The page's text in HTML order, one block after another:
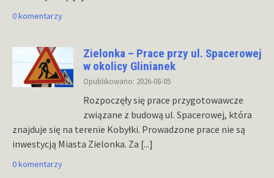
0 komentarzy
Zielonka – Prace przy ul. Spacerowej
w okolicy Glinianek
Opublikowano: 2026-08-05
Rozpoczęły się prace przygotowawcze
związane z budową ul. Spacerowej, która
znajduje się na terenie Kobyłki. Prowadzone prace nie są
inwestycją Miasta Zielonka. Za [...]
0 komentarzy